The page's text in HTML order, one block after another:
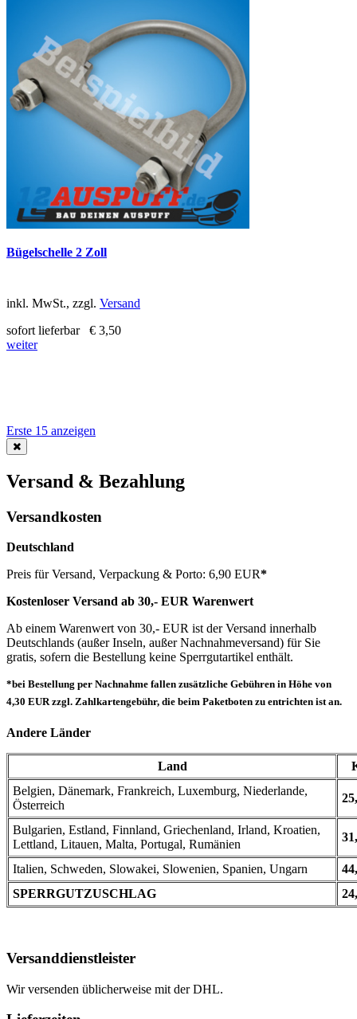
Bügelschelle 2 Zoll
inkl. MwSt., zzgl. Versand
sofort lieferbar
€ 3,50
weiter
Erste 15 anzeigen
Versand & Bezahlung
Versandkosten
Deutschland
Preis für Versand, Verpackung & Porto: 6,90 EUR*
Kostenloser Versand ab 30,- EUR Warenwert
Ab einem Warenwert von 30,- EUR ist der Versand innerhalb
Deutschlands (außer Inseln, außer Nachnahmeversand) für Sie
gratis, sofern die Bestellung keine Sperrgutartikel enthält.
*bei Bestellung per Nachnahme fallen zusätzliche Gebühren in Höhe von
4,30 EUR zzgl. Zahlkartengebühr, die beim Paketboten zu entrichten ist an.
Andere Länder
Land
Belgien, Dänemark, Frankreich, Luxemburg, Niederlande,
Österreich
Bulgarien, Estland, Finnland, Griechenland, Irland, Kroatien,
Lettland, Litauen, Malta, Portugal, Rumänien
Italien, Schweden, Slowakei, Slowenien, Spanien, Ungarn
SPERRGUTZUSCHLAG
Versanddienstleister
Wir versenden üblicherweise mit der DHL.